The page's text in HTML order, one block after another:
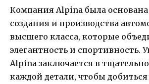
Компания Alpina была основана
создания и производства
высшего класса, которые
элегантность и спортивность.
Alpina заключается в
каждой детали, чтобы добиться